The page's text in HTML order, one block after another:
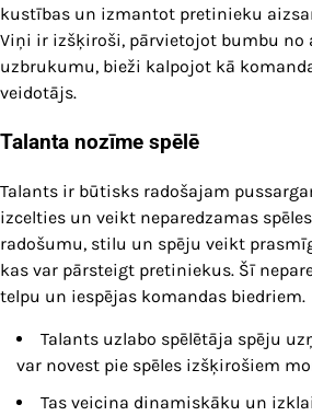
kustības un izmantot pretinieku
Viņi ir izšķiroši, pārvietojot bumbu no
uzbrukumu, bieži kalpojot kā
veidotājs.
Talanta nozīme spēlē
Talants ir būtisks radošajam
izcelties un veikt neparedzamas
radošumu, stilu un spēju veikt
kas var pārsteigt pretiniekus. Šī
telpu un iespējas komandas biedriem.
Talants uzlabo spēlētāja spēju
var novest pie spēles izšķirošiem
Tas veicina dinamiskāku un